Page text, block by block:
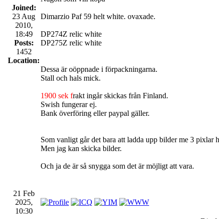
Joined:
23 Aug
2010,
18:49
Posts:
1452
Location:
Dimarzio Paf 59 helt white. ovaxade.
DP274Z relic white
DP275Z relic white
Dessa är oöppnade i förpackningarna.
Stall och hals mick.
1900 sek frakt ingår skickas från Finland.
Swish fungerar ej.
Bank överföring eller paypal gäller.
Som vanligt går det bara att ladda upp bilder me 3 pixlar
Men jag kan skicka bilder.
Och ja de är så snygga som det är möjligt att vara.
21 Feb
2025,
10:30